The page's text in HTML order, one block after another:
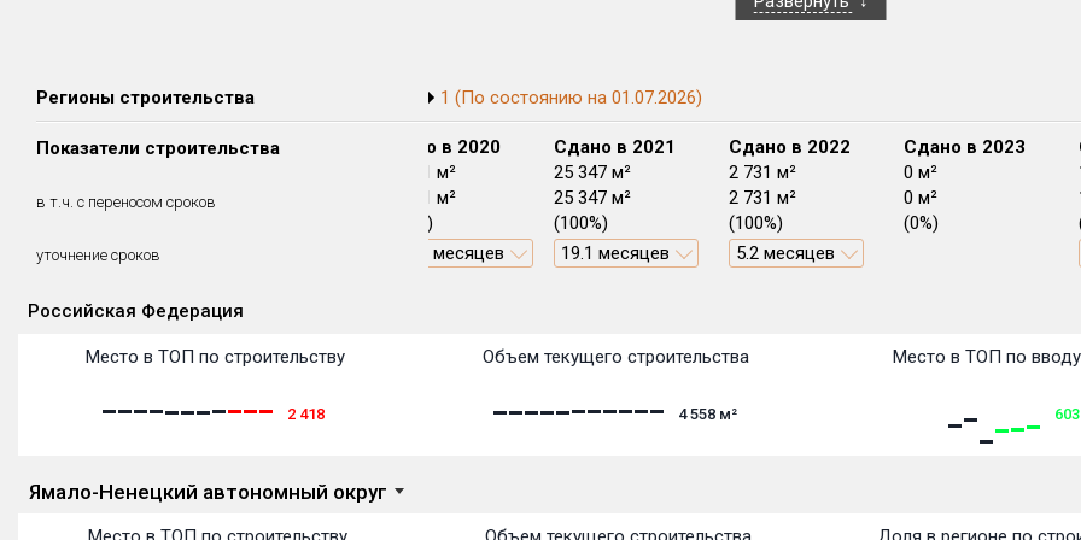
Регионы строительства 1 (По состоянию на 01.07.2026)
Показатели строительства
в т.ч. с переносом сроков
уточнение сроков
Сдано в 2018
0 м²
Сдано в 2019
0 м²
Сдано в 2020
13 651 м²
13 651 м²
(100%)
11.96 месяцев
Сдано в 2021
25 347 м²
25 347 м²
(100%)
19.1 месяцев
Сдано в 2022
2 731 м²
2 731 м²
(100%)
5.2 месяцев
Сдано в 2023
0 м²
0 м²
(0%)
Российская Федерация
Место в ТОП по строительству
2 418
Объем текущего строительства
4 558 м²
Место в ТОП по
603
Ямало-Ненецкий автономный округ